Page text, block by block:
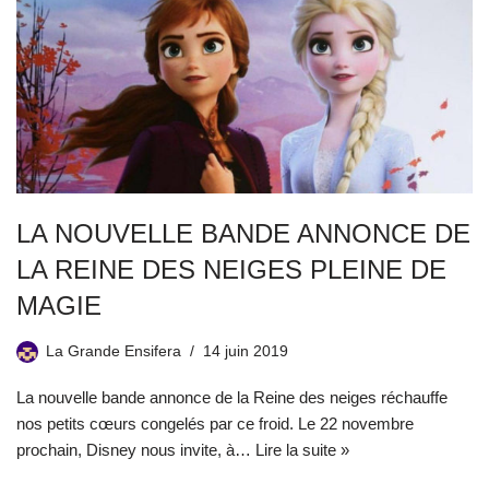
LA NOUVELLE BANDE ANNONCE DE
LA REINE DES NEIGES PLEINE DE
MAGIE
La Grande Ensifera 14 juin 2019
La nouvelle bande annonce de la Reine des neiges réchauffe
nos petits cœurs congelés par ce froid. Le 22 novembre
prochain, Disney nous invite, à… Lire la suite »